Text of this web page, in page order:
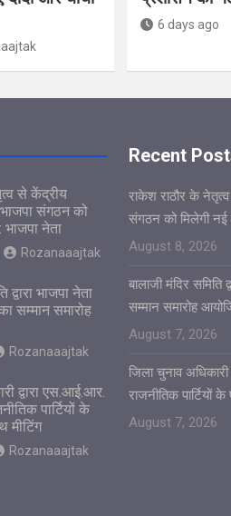
6 days ago
से केंद्रीय
भाजपा संगठन को
भाजपा नेता
Rozanaaajtak
द्वारा भाजपा नेता
सम्मान समारोह
Rozanaaajtak
द्वारा एस.आई.आर.
पार्टियों के
मीटिंग
Rozanaaajtak
Recent
राकेश राठौर के
संगठन को मिलेगी नई
August 8, 2026
बालाजी मंदिर समिति
सम्मान समारोह
August 7, 2026
जिला चुनाव
राजनीतिक पार्टियों
August 7, 2026